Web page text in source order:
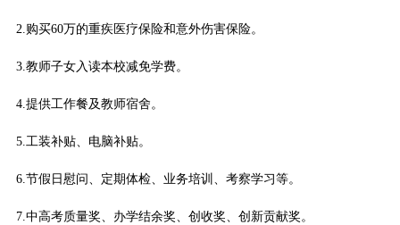
2.购买60万的重疾医疗保险和意外伤害保险。
3.教师子女入读本校减免学费。
4.提供工作餐及教师宿舍。
5.工装补贴、电脑补贴。
6.节假日慰问、定期体检、业务培训、考察学习等。
7.中高考质量奖、办学结余奖、创收奖、创新贡献奖。